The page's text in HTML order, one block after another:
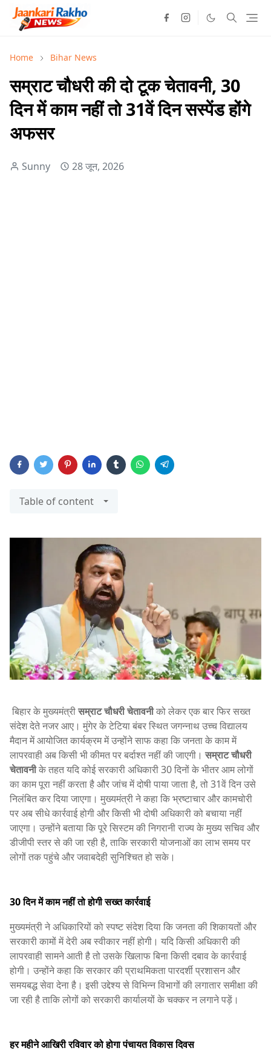
Home Bihar News
सम्राट चौधरी की दो टूक चेतावनी, 30
दिन में काम नहीं तो 31वें दिन सस्पेंड होंगे
अफसर
Sunny 28 जून, 2026
Table of content
बिहार के मुख्यमंत्रीसम्राट चौधरी चेतावनीको लेकर एक बार फिर सख्त
संदेश देते नजर आए। मुंगेर के टेटिया बंबर स्थित जगन्नाथ उच्च विद्यालय
मैदान में आयोजित कार्यक्रम में उन्होंने साफ कहा कि जनता के काम में
लापरवाही अब किसी भी कीमत पर बर्दाश्त नहीं की जाएगी।सम्राट चौधरी
चेतावनीके तहत यदि कोई सरकारी अधिकारी 30 दिनों के भीतर आम लोगों
का काम पूरा नहीं करता है और जांच में दोषी पाया जाता है, तो 31वें दिन उसे
निलंबित कर दिया जाएगा। मुख्यमंत्री ने कहा कि भ्रष्टाचार और कामचोरी
पर अब सीधे कार्रवाई होगी और किसी भी दोषी अधिकारी को बचाया नहीं
जाएगा। उन्होंने बताया कि पूरे सिस्टम की निगरानी राज्य के मुख्य सचिव और
डीजीपी स्तर से की जा रही है, ताकि सरकारी योजनाओं का लाभ समय पर
लोगों तक पहुंचे और जवाबदेही सुनिश्चित हो सके।
30 दिन में काम नहीं तो होगी सख्त कार्रवाई
मुख्यमंत्री ने अधिकारियों को स्पष्ट संदेश दिया कि जनता की शिकायतों और
सरकारी कामों में देरी अब स्वीकार नहीं होगी। यदि किसी अधिकारी की
लापरवाही सामने आती है तो उसके खिलाफ बिना किसी दबाव के कार्रवाई
होगी। उन्होंने कहा कि सरकार की प्राथमिकता पारदर्शी प्रशासन और
समयबद्ध सेवा देना है। इसी उद्देश्य से विभिन्न विभागों की लगातार समीक्षा की
जा रही है ताकि लोगों को सरकारी कार्यालयों के चक्कर न लगाने पड़ें।
हर महीने आखिरी रविवार को होगा पंचायत विकास दिवस